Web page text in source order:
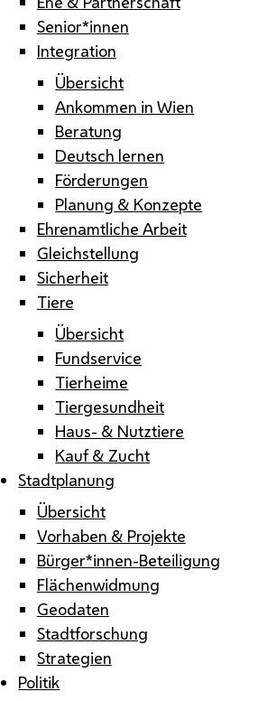
Senior*innen
Integration
Übersicht
Ankommen in Wien
Beratung
Deutsch lernen
Förderungen
Planung & Konzepte
Ehrenamtliche Arbeit
Gleichstellung
Sicherheit
Tiere
Übersicht
Fundservice
Tierheime
Tiergesundheit
Haus- & Nutztiere
Kauf & Zucht
Stadtplanung
Übersicht
Vorhaben & Projekte
Bürger*innen-Beteiligung
Flächenwidmung
Geodaten
Stadtforschung
Strategien
Politik